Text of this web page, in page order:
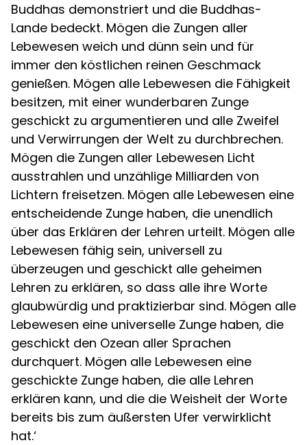
Buddhas demonstriert und die Buddhas-
Lande bedeckt. Mögen die Zungen aller
Lebewesen weich und dünn sein und für
immer den köstlichen reinen Geschmack
genießen. Mögen alle Lebewesen die Fähigkeit
besitzen, mit einer wunderbaren Zunge
geschickt zu argumentieren und alle Zweifel
und Verwirrungen der Welt zu durchbrechen.
Mögen die Zungen aller Lebewesen Licht
ausstrahlen und unzählige Milliarden von
Lichtern freisetzen. Mögen alle Lebewesen eine
entscheidende Zunge haben, die unendlich
über das Erklären der Lehren urteilt. Mögen alle
Lebewesen fähig sein, universell zu
überzeugen und geschickt alle geheimen
Lehren zu erklären, so dass alle ihre Worte
glaubwürdig und praktizierbar sind. Mögen alle
Lebewesen eine universelle Zunge haben, die
geschickt den Ozean aller Sprachen
durchquert. Mögen alle Lebewesen eine
geschickte Zunge haben, die alle Lehren
erklären kann, und die die Weisheit der Worte
bereits bis zum äußersten Ufer verwirklicht
hat.‘